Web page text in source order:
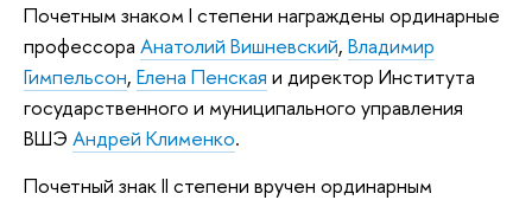
Почетным знаком I степени награждены ординарные
профессора Анатолий Вишневский, Владимир
Гимпельсон, Елена Пенская и директор Института
государственного и муниципального управления
ВШЭ Андрей Клименко.
Почетный знак II степени вручен ординарным